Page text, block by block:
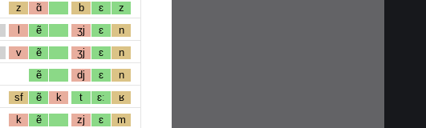
z ɑ̃ b ɛ z
l ẽ ʒj ɛ n
v ẽ ʒj ɛ n
ẽ dj ɛ n
sf ẽ k t ɛː ʁ
k ẽ zj ɛ m